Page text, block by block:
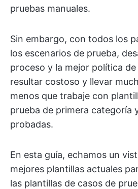
pruebas manuales.
Sin embargo, con todos los
los escenarios de prueba,
proceso y la mejor política
resultar costoso y llevar
menos que trabaje con
prueba de primera categoría
probadas.
En esta guía, echamos un
mejores plantillas actuales
las plantillas de casos de